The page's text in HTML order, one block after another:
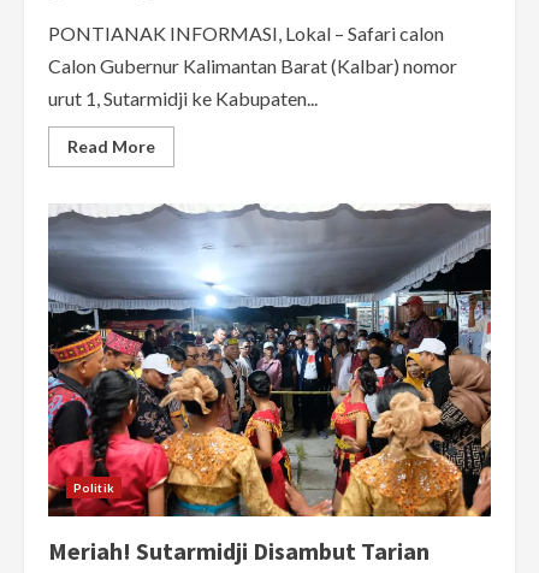
PONTIANAK INFORMASI, Lokal – Safari calon
Calon Gubernur Kalimantan Barat (Kalbar) nomor
urut 1, Sutarmidji ke Kabupaten...
Read MoreRead
more
Sapa
Sanggau,
Dukungan
Relawan
Midji-
Didi
Makin
Tangguh
Politik
Meriah! Sutarmidji Disambut Tarian